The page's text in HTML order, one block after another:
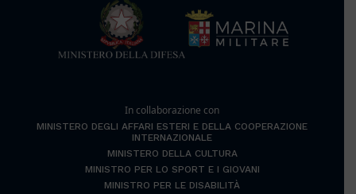
In collaborazione con
MINISTERO DEGLI AFFARI ESTERI E DELLA COOPERAZIONE
INTERNAZIONALE
MINISTERO DELLA CULTURA
MINISTRO PER LO SPORT E I GIOVANI
MINISTRO PER LE DISABILITÀ